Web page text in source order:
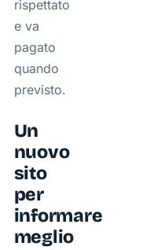
rispettato
e va
pagato
quando
previsto.
Un
nuovo
sito
per
informare
meglio